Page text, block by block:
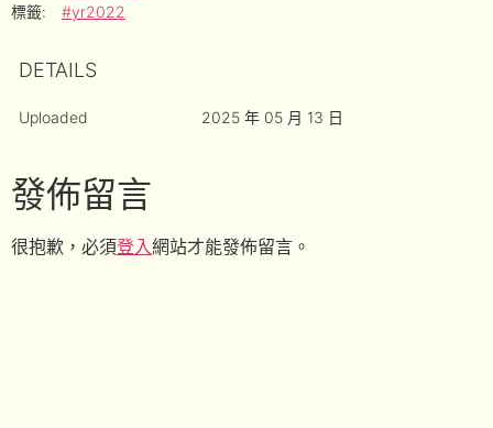
標籤:
#yr2022
DETAILS
Uploaded 2025 年 05 月 13 日
發佈留言
很抱歉，必須登入網站才能發佈留言。